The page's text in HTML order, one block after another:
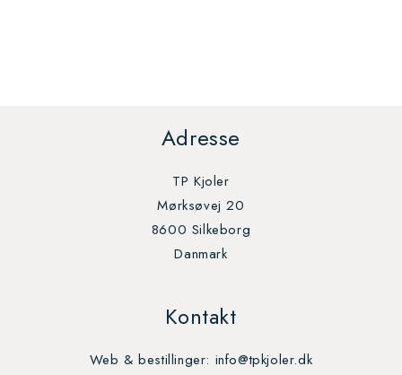
Adresse
TP Kjoler
Mørksøvej 20
8600 Silkeborg
Danmark
Kontakt
Web & bestillinger: info@tpkjoler.dk